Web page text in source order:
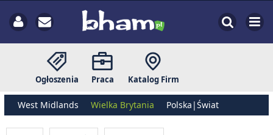
Ogłoszenia Praca Katalog Firm
West Midlands Wielka Brytania Polska|Świat